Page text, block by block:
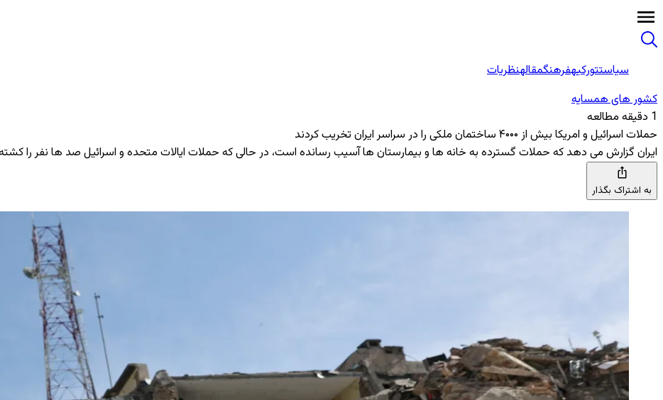
سیاستتورکیهفرهنگمقالهنظریات
کشور های همسایه
1 دقیقه مطالعه
حملات اسرائیل و امریکا بیش از ۴۰۰۰ ساختمان ملکی را در سراسر ایران تخریب کردند
ایران گزارش می ‌دهد که حملات گسترده به خانه ‌ها و بیمارستان‌ ها آسیب رسانده است، در حالی که حملات ایالات متحده و اسرائیل صد ها نفر را
به اشتراک بگذار